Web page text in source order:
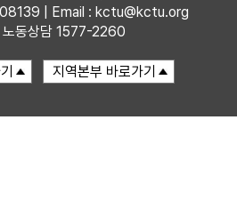
| Email : kctu@kctu.org
노동상담 1577-2260